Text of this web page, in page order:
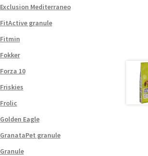
Exclusion Mediterraneo
FitActive granule
Fitmin
Fokker
Forza 10
Friskies
Frolic
Golden Eagle
GranataPet granule
Granule